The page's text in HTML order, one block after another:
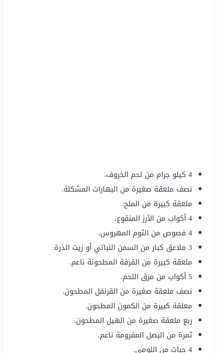
4 كيلو جرام من لحم الخروف.
نصف ملعقة صغيرة من البهارات المشكلة.
ملعقة كبيرة من الملح.
4 أكواب من الأرز المنقوع.
4 فصوص من الثوم المهروس.
3 ملاعق كبار من السمن النباتي أو زيت الذرة.
ملعقة كبيرة من القرفة المطحونة ناعم.
5 أكواب من مرق اللحم.
نصف ملعقة صغيرة من القرنفل المطحون.
معلقة كبيرة من الكمون المطحون.
ربع ملعقة صغيرة من الهيل المطحون.
ثمرة من البصل المفرومة ناعم.
4 حبات من اللومي.